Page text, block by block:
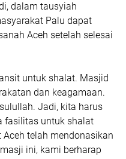
dalam tausyiah
Palu dapat
Aceh setelah selesai
untuk shalat. Masjid
dan keagamaan.
Jadi, kita harus
fasilitas untuk shalat
telah mendonasikan
ini, kami berharap